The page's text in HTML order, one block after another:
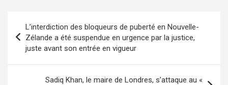
de
l’article
L’interdiction des bloqueurs de puberté en Nouvelle-
Zélande a été suspendue en urgence par la justice,
juste avant son entrée en vigueur
Sadiq Khan, le maire de Londres, s’attaque au «